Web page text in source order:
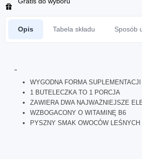
Opis Tabela składu Sposób
"
WYGODNA FORMA SUPLEMENTACJI
1 BUTELECZKA TO 1 PORCJA
ZAWIERA DWA NAJWAŻNIEJSZE
WZBOGACONY O WITAMINĘ B6
PYSZNY SMAK OWOCÓW LEŚNYCH